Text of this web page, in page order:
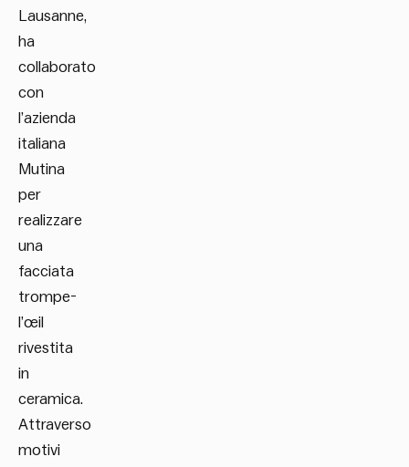
Lausanne,
ha
collaborato
con
l’azienda
italiana
Mutina
per
realizzare
una
facciata
trompe-
l’œil
rivestita
in
ceramica.
Attraverso
motivi